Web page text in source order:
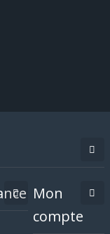
Mon
compte